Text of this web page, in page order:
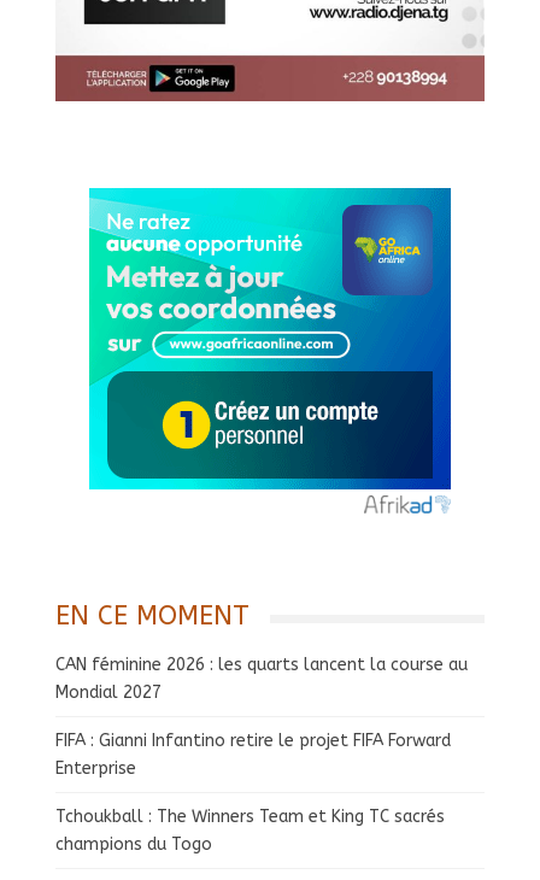
EN CE MOMENT
CAN féminine 2026 : les quarts lancent la course au
Mondial 2027
FIFA : Gianni Infantino retire le projet FIFA Forward
Enterprise
Tchoukball : The Winners Team et King TC sacrés
champions du Togo